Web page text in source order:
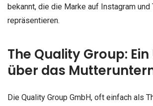
bekannt, die die Marke auf Instagram und
repräsentieren.
The Quality Group:
über das
Die Quality Group GmbH, oft einfach als